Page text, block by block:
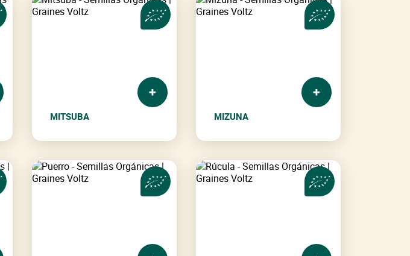
MITSUBA MIZUNA